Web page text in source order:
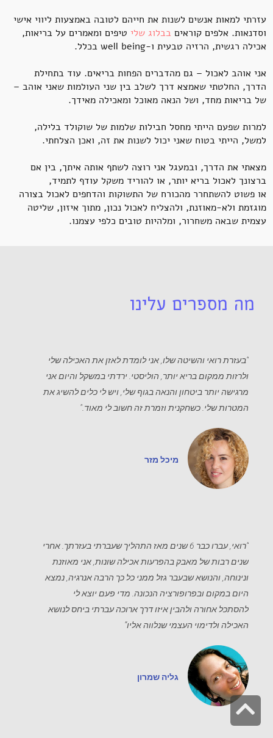
עזרתי למאות אנשים לשנות את חייהם לטובה באמצעות ליווי אישי
וסדנאות. אלפים קוראים בבלוג שלי טיפים ומאמרים על בריאות,
אכילה רגשית, הרזיה טבעית ו-well being בכלל.
אני אוהב לאכול – גם מהדברים הפחות בריאים. עוד בתחילת
הדרך, החלטתי שאמצא דרך לשלב בין שני העולמות שאני אוהב –
של בריאות מחד, ושל הנאה מאוכל ומאכילה מאידך.
למרות שפעם הייתי מחסל חבילות שלמות של שוקולד בלילה,
למשל, הייתי בטוח שאני יכול לשנות את זה, ואכן הצלחתי.
מצאתי את הדרך, ובמעגל אני רוצה לשתף אותה איתך, בין אם
ברצונך לאכול בריא יותר, או להוריד משקל עודף לתמיד,
או פשוט להשתחרר מהכורח של התשוקות והדחפים לאכול בצורה
מוגזמת ולא-מאוזנת, ולהצליח לאכול נכון, מתוך איזון, שליטה
עצמית שבאה משחרור, ומלהיות טובים כלפי עצמנו.
מה מספרים עלינו
“בעזרת רואי והשיטה שלו, אני לומדת לאזן את האכילה שלי
ולרזות ממקום בריא יותר, הוליסטי. ירדתי במשקל והיום אני
מרגישה יותר ביטחון והנאה בגוף שלי, ויש לי כלים להשיג את
המטרות שלי. כשחקנית וזמרת זה חשוב לי מאוד."
מיכל מזר
“רואי, עברו כבר 6 שנים מאז התהליך שעברתי בעזרתך. אחרי
שנים רבות של מאבק בהפרעות אכילה שונות, אני מאוזנת
ונינוחה, והנושא שבעבר גזל ממני כל כך הרבה אנרגיה, נמצא
היום במקום ובפרופורציה הנכונה. מדי פעם יוצא לי
להסתכל אחורה ולהבין איזו דרך ארוכה עברתי ביחס לנושא
האכילה ולדימוי העצמי שנלווה אליו”
גליה שמרון
גלילה
לראש